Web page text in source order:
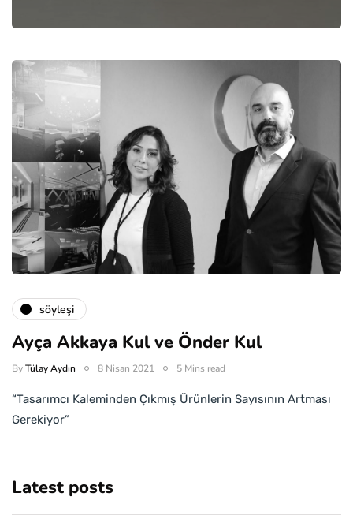
söyleşi
Ayça Akkaya Kul ve Önder Kul
ByTülay Aydın 8 Nisan 2021 5 Mins read
“Tasarımcı Kaleminden Çıkmış Ürünlerin Sayısının Artması
Gerekiyor”
Latest posts